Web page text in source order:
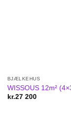
BJÆLKEHUS
WISSOUS 12m²
kr.27 200